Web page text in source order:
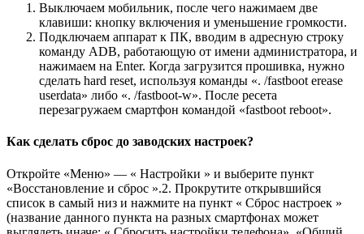
Выключаем мобильник, после чего нажимаем две
клавиши: кнопку включения и уменьшение громкости.
Подключаем аппарат к ПК, вводим в адресную строку
команду ADB, работающую от имени администратора, и
нажимаем на Enter. Когда загрузится прошивка, нужно
сделать hard reset, используя команды «. /fastboot erease
userdata» либо «. /fastboot-w». После ресета
перезагружаем смартфон командой «fastboot reboot».
Как сделать сброс до заводских настроек?
Откройте «Меню» — « Настройки » и выберите пункт
«Восстановление и сброс ».2. Прокрутите открывшийся
список в самый низ и нажмите на пункт « Сброс настроек »
(название данного пункта на разных смартфонах может